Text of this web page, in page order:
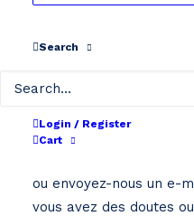
Search
Login / Register
Cart
PEGASUS
ou envoyez-nous un e-
vous avez des doutes